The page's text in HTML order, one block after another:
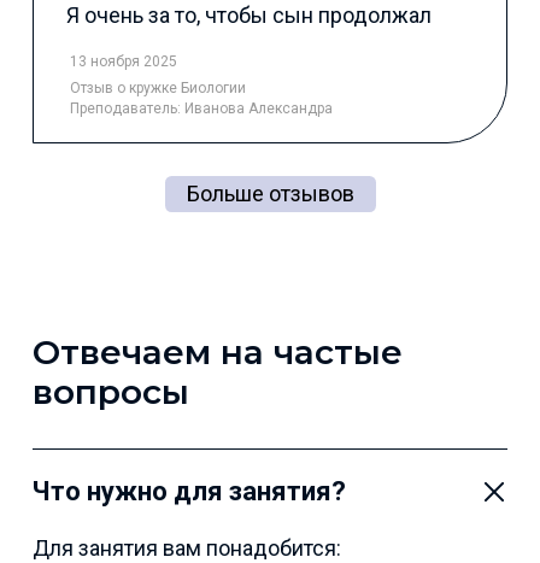
Я очень за то, чтобы сын продолжал
13 ноября 2025
Отзыв о кружке Биологии
Преподаватель: Иванова Александра
Больше отзывов
Отвечаем на частые
вопросы
Что нужно для занятия?
Для занятия вам понадобится: